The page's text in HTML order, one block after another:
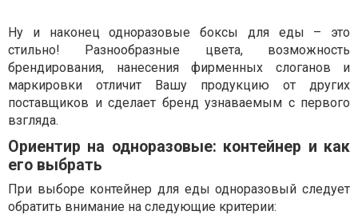
Ну и наконец одноразовые боксы для еды – это
стильно! Разнообразные цвета, возможность
брендирования, нанесения фирменных слоганов и
маркировки отличит Вашу продукцию от других
поставщиков и сделает бренд узнаваемым с первого
взгляда.
Ориентир на одноразовые: контейнер и как
его выбрать
При выборе контейнер для еды одноразовый следует
обратить внимание на следующие критерии: